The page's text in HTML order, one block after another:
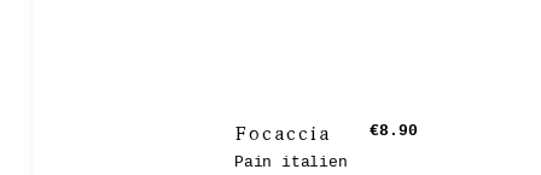
Focaccia
Pain italien
€8.90